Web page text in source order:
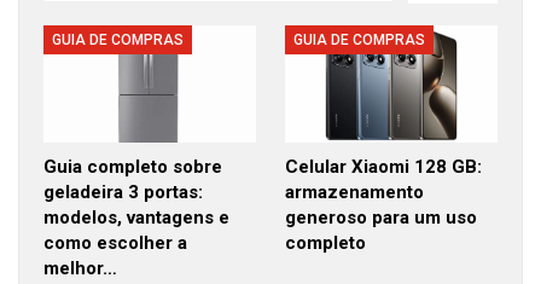
GUIA DE COMPRAS
Guia completo sobre
geladeira 3 portas:
modelos, vantagens e
como escolher a
melhor…
GUIA DE COMPRAS
Celular Xiaomi 128 GB:
armazenamento
generoso para um uso
completo